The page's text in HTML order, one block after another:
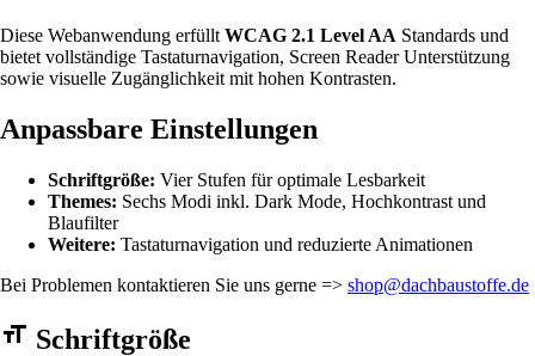
Diese Webanwendung erfüllt WCAG 2.1 Level AA Standards und
bietet vollständige Tastaturnavigation, Screen Reader Unterstützung
sowie visuelle Zugänglichkeit mit hohen Kontrasten.
Anpassbare Einstellungen
Schriftgröße: Vier Stufen für optimale Lesbarkeit
Themes: Sechs Modi inkl. Dark Mode, Hochkontrast und
Blaufilter
Weitere: Tastaturnavigation und reduzierte Animationen
Bei Problemen kontaktieren Sie uns gerne => shop@dachbaustoffe.de
Barrierefreiheit Einstellungen Formular
Schriftgröße